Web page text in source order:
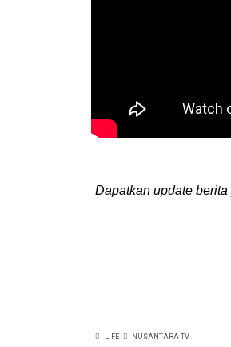
Dapatkan update
LIFE NUSANTARA TV